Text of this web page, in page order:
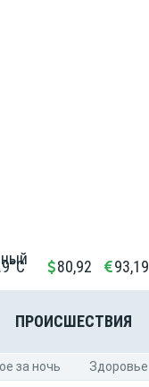
80,92 93,19
ПРОИСШЕСТВИЯ
за ночь Здоровье